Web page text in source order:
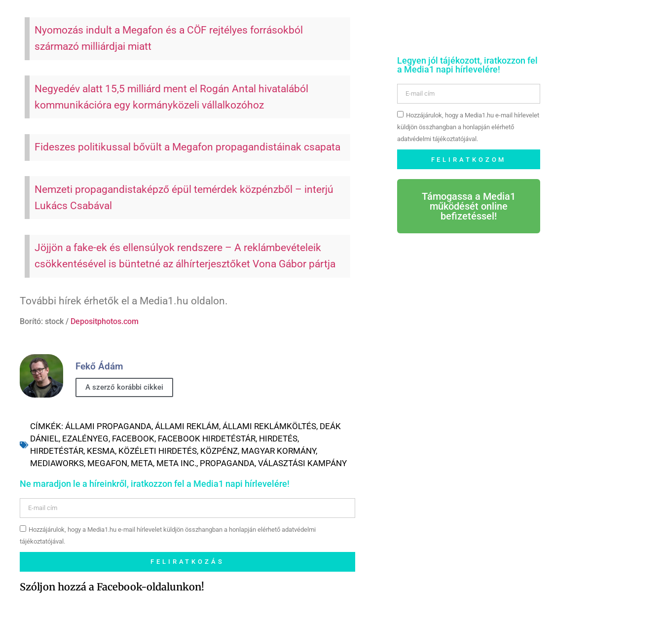
Nyomozás indult a Megafon és a CÖF rejtélyes forrásokból
származó milliárdjai miatt
Negyedév alatt 15,5 milliárd ment el Rogán Antal hivatalából
kommunikációra egy kormányközeli vállalkozóhoz
Fideszes politikussal bővült a Megafon propagandistáinak csapata
Nemzeti propagandistaképző épül temérdek közpénzből – interjú
Lukács Csabával
Jöjjön a fake-ek és ellensúlyok rendszere – A reklámbevételeik
csökkentésével is büntetné az álhírterjesztőket Vona Gábor pártja
További hírek érhetők el a Media1.hu oldalon.
Borító: stock / Depositphotos.com
Fekő Ádám
A szerző korábbi cikkei
CÍMKÉK: ÁLLAMI PROPAGANDA, ÁLLAMI REKLÁM, ÁLLAMI REKLÁMKÖLTÉS, DEÁK
DÁNIEL, EZALÉNYEG, FACEBOOK, FACEBOOK HIRDETÉSTÁR, HIRDETÉS,
HIRDETÉSTÁR, KESMA, KÖZÉLETI HIRDETÉS, KÖZPÉNZ, MAGYAR KORMÁNY,
MEDIAWORKS, MEGAFON, META, META INC., PROPAGANDA, VÁLASZTÁSI KAMPÁNY
Ne maradjon le a híreinkről, iratkozzon fel a Media1 napi hírlevelére!
Hozzájárulok, hogy a Media1.hu e-mail hírlevelet küldjön összhangban a honlapján elérhető adatvédelmi
tájékoztatójával.
FELIRATKOZÁS
Szóljon hozzá a Facebook-oldalunkon!
Legyen jól tájékozott, iratkozzon fel
a Media1 napi hírlevelére!
Hozzájárulok, hogy a Media1.hu e-mail hírlevelet
küldjön összhangban a honlapján elérhető
adatvédelmi tájékoztatójával.
FELIRATKOZOM
Támogassa a Media1
működését online
befizetéssel!